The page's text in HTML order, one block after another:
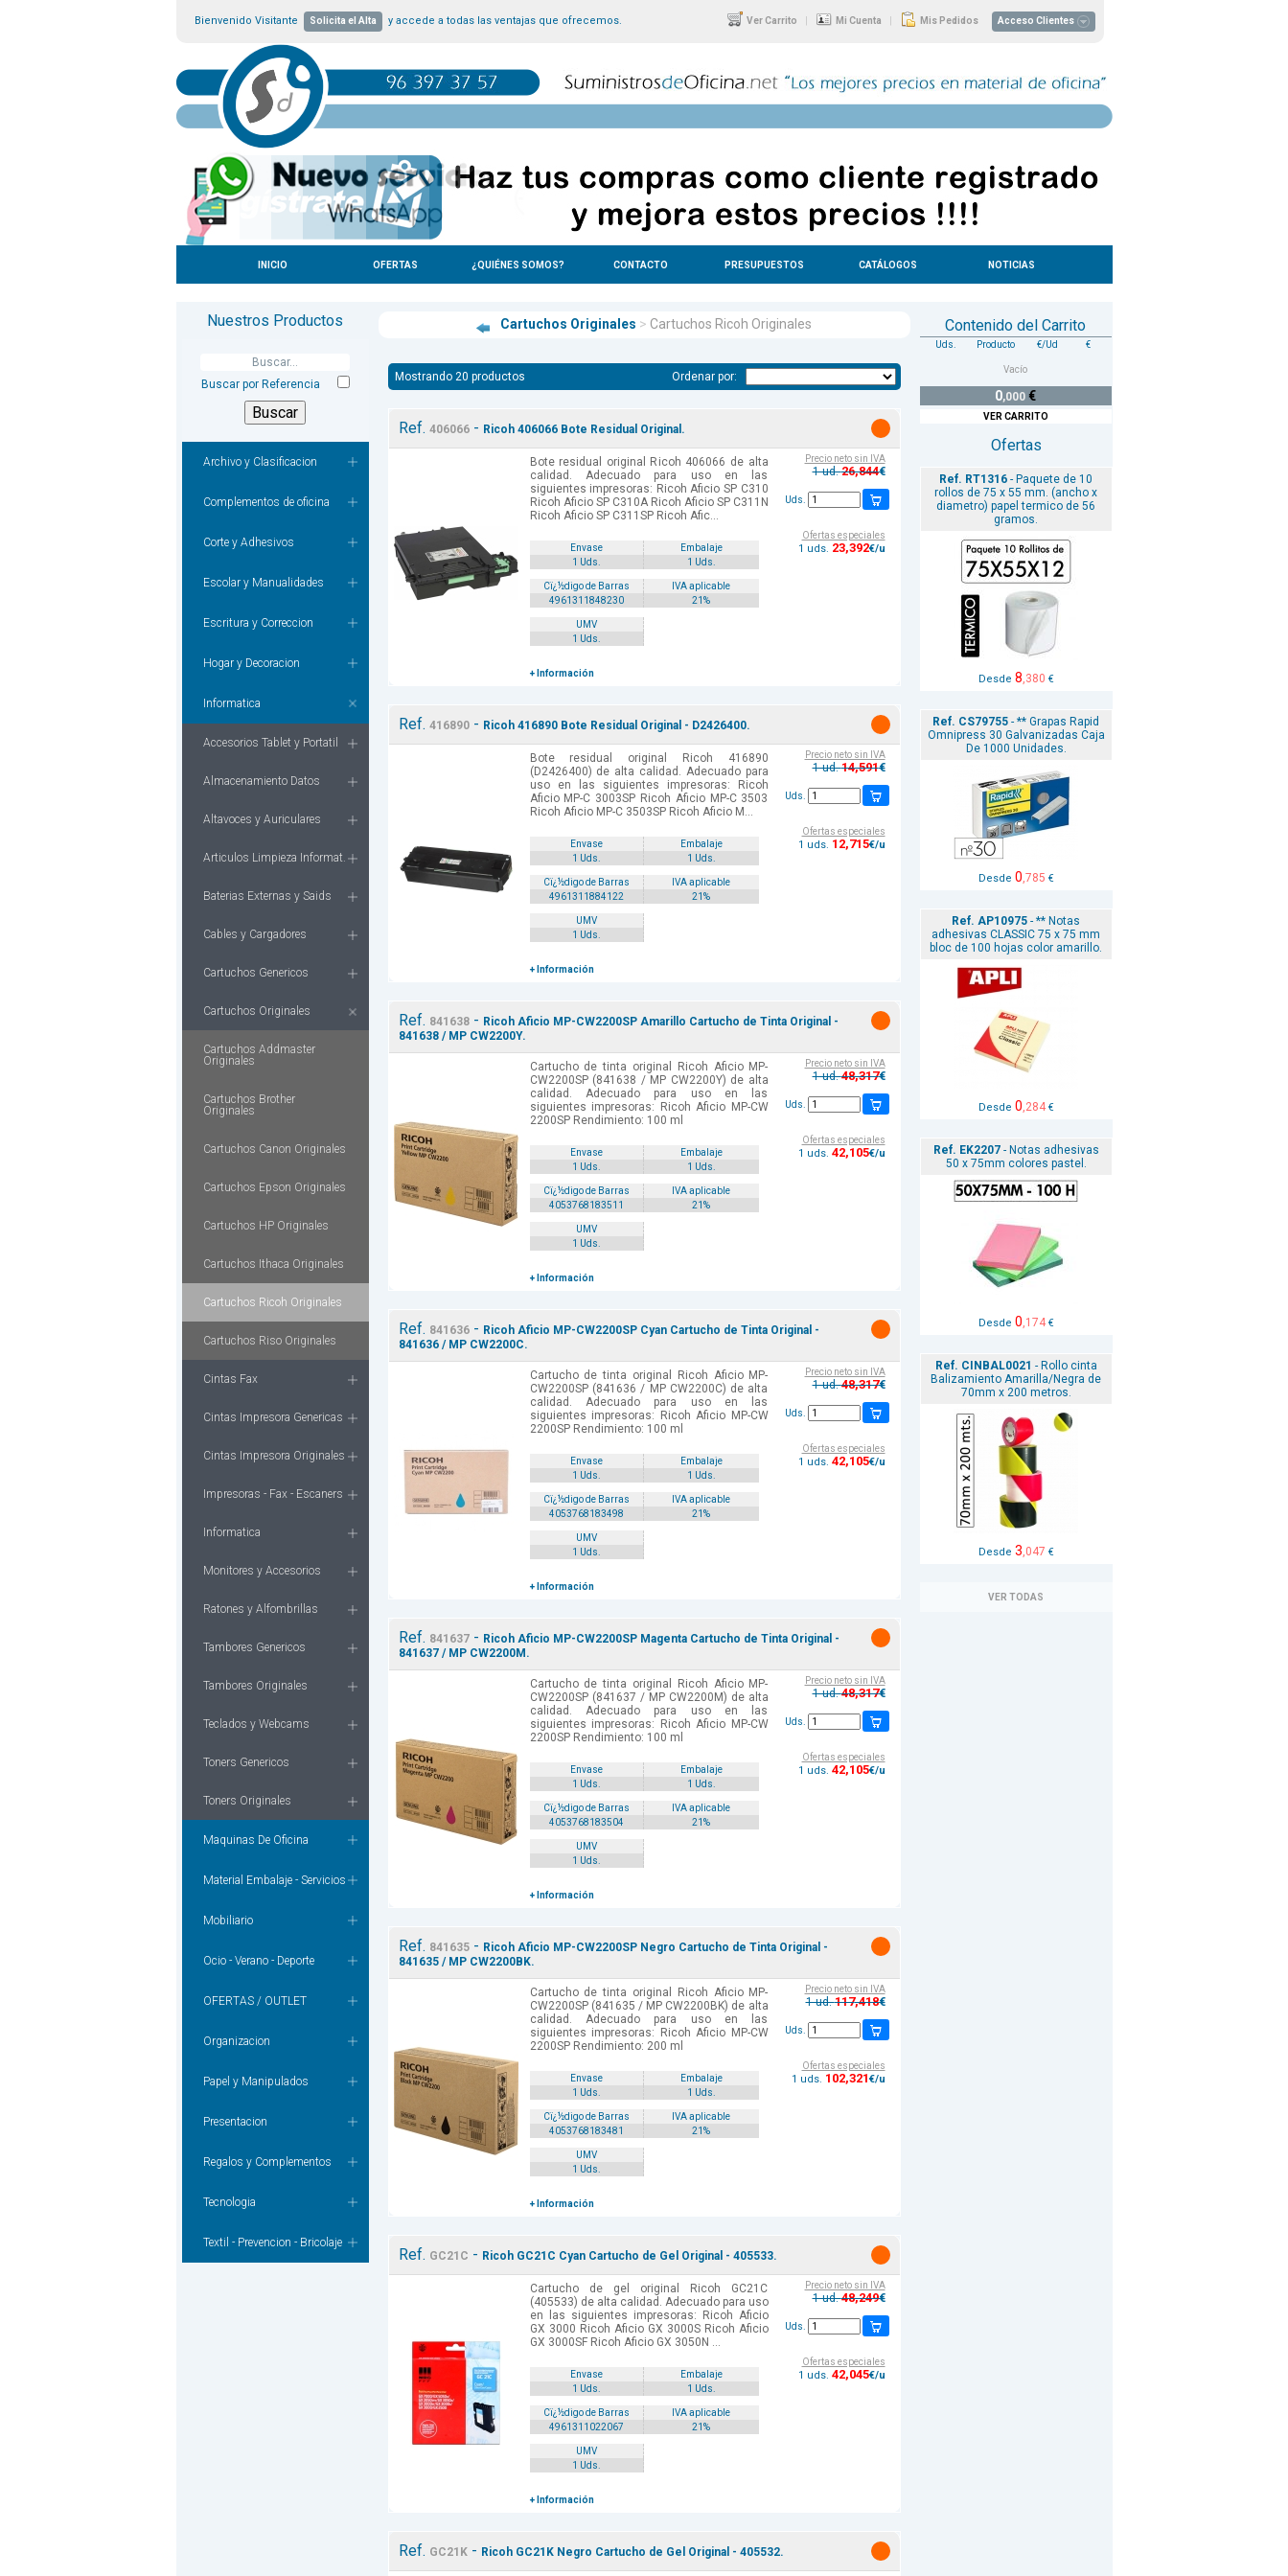
Bienvenido Visitante Solicita el Alta y accede a todas las ventajas que ofrecemos. Ver Carrito | Mi Cuenta | Mis Pedidos Acceso Clientes
INICIO OFERTAS ¿QUIÉNES SOMOS? CONTACTO PRESUPUESTOS CATÁLOGOS NOTICIAS
Nuestros Productos
Buscar por Referencia
Archivo y Clasificacion
Complementos de oficina
Corte y Adhesivos
Escolar y Manualidades
Escritura y Correccion
Hogar y Decoracion
Informatica
Accesorios Tablet y Portatil
Almacenamiento Datos
Altavoces y Auriculares
Articulos Limpieza Informat.
Baterias Externas y Saids
Cables y Cargadores
Cartuchos Genericos
Cartuchos Originales
Cartuchos Addmaster
Originales
Cartuchos Brother
Originales
Cartuchos Canon Originales
Cartuchos Epson Originales
Cartuchos HP Originales
Cartuchos Ithaca Originales
Cartuchos Ricoh Originales
Cartuchos Riso Originales
Cintas Fax
Cintas Impresora Genericas
Cintas Impresora Originales
Impresoras - Fax - Escaners
Informatica
Monitores y Accesorios
Ratones y Alfombrillas
Tambores Genericos
Tambores Originales
Teclados y Webcams
Toners Genericos
Toners Originales
Maquinas De Oficina
Material Embalaje - Servicios
Mobiliario
Ocio - Verano - Deporte
OFERTAS / OUTLET
Organizacion
Papel y Manipulados
Presentacion
Regalos y Complementos
Tecnologia
Textil - Prevencion - Bricolaje
Cartuchos Originales > Cartuchos Ricoh Originales
Mostrando 20 productos Ordenar por:
Ref. 406066- Ricoh 406066 Bote Residual Original.
Bote residual original Ricoh 406066 de alta
calidad. Adecuado para uso en las
siguientes impresoras: Ricoh Aficio SP C310
Ricoh Aficio SP C310A Ricoh Aficio SP C311N
Ricoh Aficio SP C311SP Ricoh Afic...
Envase
Embalaje
1 Uds.
1 Uds.
Cï¿½digo de Barras
IVA aplicable
4961311848230
21%
UMV
1 Uds.
+ Información
Precio neto sin IVA
1 ud.26,844€
Uds.
Ofertas especiales
1 uds. 23,392€/u
Ref. 416890- Ricoh 416890 Bote Residual Original - D2426400.
Bote residual original Ricoh 416890
(D2426400) de alta calidad. Adecuado para
uso en las siguientes impresoras: Ricoh
Aficio MP-C 3003SP Ricoh Aficio MP-C 3503
Ricoh Aficio MP-C 3503SP Ricoh Aficio M...
Envase
Embalaje
1 Uds.
1 Uds.
Cï¿½digo de Barras
IVA aplicable
4961311884122
21%
UMV
1 Uds.
+ Información
Precio neto sin IVA
1 ud.14,591€
Uds.
Ofertas especiales
1 uds. 12,715€/u
Ref. 841638- Ricoh Aficio MP-CW2200SP Amarillo Cartucho de Tinta Original -
841638 / MP CW2200Y.
Cartucho de tinta original Ricoh Aficio MP-
CW2200SP (841638 / MP CW2200Y) de alta
calidad. Adecuado para uso en las
siguientes impresoras: Ricoh Aficio MP-CW
2200SP Rendimiento: 100 ml
Envase
Embalaje
1 Uds.
1 Uds.
Cï¿½digo de Barras
IVA aplicable
4053768183511
21%
UMV
1 Uds.
+ Información
Precio neto sin IVA
1 ud.48,317€
Uds.
Ofertas especiales
1 uds. 42,105€/u
Ref. 841636- Ricoh Aficio MP-CW2200SP Cyan Cartucho de Tinta Original -
841636 / MP CW2200C.
Cartucho de tinta original Ricoh Aficio MP-
CW2200SP (841636 / MP CW2200C) de alta
calidad. Adecuado para uso en las
siguientes impresoras: Ricoh Aficio MP-CW
2200SP Rendimiento: 100 ml
Envase
Embalaje
1 Uds.
1 Uds.
Cï¿½digo de Barras
IVA aplicable
4053768183498
21%
UMV
1 Uds.
+ Información
Precio neto sin IVA
1 ud.48,317€
Uds.
Ofertas especiales
1 uds. 42,105€/u
Ref. 841637- Ricoh Aficio MP-CW2200SP Magenta Cartucho de Tinta Original -
841637 / MP CW2200M.
Cartucho de tinta original Ricoh Aficio MP-
CW2200SP (841637 / MP CW2200M) de alta
calidad. Adecuado para uso en las
siguientes impresoras: Ricoh Aficio MP-CW
2200SP Rendimiento: 100 ml
Envase
Embalaje
1 Uds.
1 Uds.
Cï¿½digo de Barras
IVA aplicable
4053768183504
21%
UMV
1 Uds.
+ Información
Precio neto sin IVA
1 ud.48,317€
Uds.
Ofertas especiales
1 uds. 42,105€/u
Ref. 841635- Ricoh Aficio MP-CW2200SP Negro Cartucho de Tinta Original -
841635 / MP CW2200BK.
Cartucho de tinta original Ricoh Aficio MP-
CW2200SP (841635 / MP CW2200BK) de alta
calidad. Adecuado para uso en las
siguientes impresoras: Ricoh Aficio MP-CW
2200SP Rendimiento: 200 ml
Envase
Embalaje
1 Uds.
1 Uds.
Cï¿½digo de Barras
IVA aplicable
4053768183481
21%
UMV
1 Uds.
+ Información
Precio neto sin IVA
1 ud.117,418€
Uds.
Ofertas especiales
1 uds. 102,321€/u
Ref. GC21C - Ricoh GC21C Cyan Cartucho de Gel Original - 405533.
Cartucho de gel original Ricoh GC21C
(405533) de alta calidad. Adecuado para uso
en las siguientes impresoras: Ricoh Aficio
GX 3000 Ricoh Aficio GX 3000S Ricoh Aficio
GX 3000SF Ricoh Aficio GX 3050N ...
Envase
Embalaje
1 Uds.
1 Uds.
Cï¿½digo de Barras
IVA aplicable
4961311022067
21%
UMV
1 Uds.
+ Información
Precio neto sin IVA
1 ud.48,249€
Uds.
Ofertas especiales
1 uds. 42,045€/u
Ref. GC21K- Ricoh GC21K Negro Cartucho de Gel Original - 405532.
Contenido del Carrito
Uds. Producto €/Ud €
Vacío
0,000 €
VER CARRITO
Ofertas
Ref. RT1316 - Paquete de 10
rollos de 75 x 55 mm. (ancho x
diametro) papel termico de 56
gramos.
Desde 8,380 €
Ref. CS79755 - ** Grapas Rapid
Omnipress 30 Galvanizadas Caja
De 1000 Unidades.
Desde 0,785 €
Ref. AP10975 - ** Notas
adhesivas CLASSIC 75 x 75 mm
bloc de 100 hojas color amarillo.
Desde 0,284€
Ref. EK2207- Notas adhesivas
50 x 75mm colores pastel.
Desde 0,174€
Ref. CINBAL0021 - Rollo cinta
Balizamiento Amarilla/Negra de
70mm x 200 metros.
Desde 3,047 €
VER TODAS